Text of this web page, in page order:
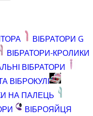
ВІБРАТОРИ G
ВІБРАТОРИ-КРОЛИКИ
ВІБРАТОРИ
ВІБРОКУЛІ
НА ПАЛЕЦЬ
ВІБРОЯЙЦЯ